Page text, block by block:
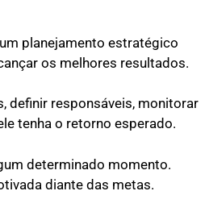
planejamento estratégico
os melhores resultados.
definir responsáveis, monitorar
tenha o retorno esperado.
determinado momento.
diante das metas.